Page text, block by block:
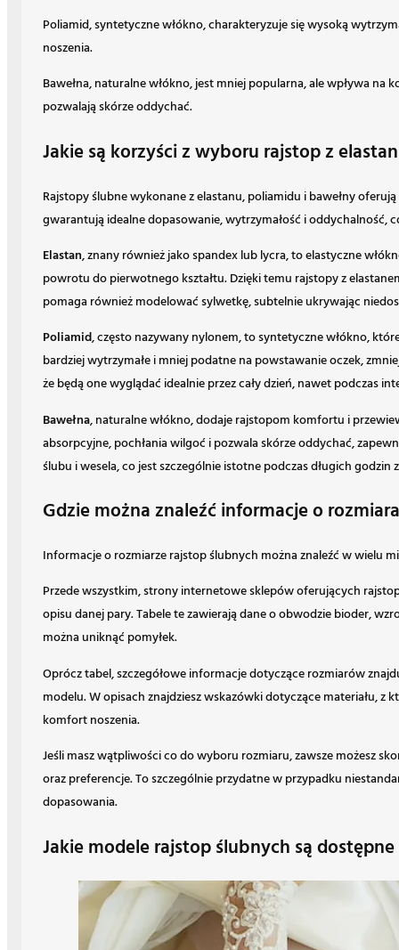
Poliamid, syntetyczne włókno, charakteryzuje się wysoką
noszenia.
Bawełna, naturalne włókno, jest mniej popularna, ale wpływa na
pozwalają skórze oddychać.
Jakie są korzyści z wyboru rajstop z
Rajstopy ślubne wykonane z elastanu, poliamidu i bawełny
gwarantują idealne dopasowanie, wytrzymałość i oddychalność,
Elastan, znany również jako spandex lub lycra, to elastyczne
powrotu do pierwotnego kształtu. Dzięki temu rajstopy z
pomaga również modelować sylwetkę, subtelnie ukrywając
Poliamid, często nazywany nylonem, to syntetyczne włókno,
bardziej wytrzymałe i mniej podatne na powstawanie oczek,
że będą one wyglądać idealnie przez cały dzień, nawet podczas
Bawełna, naturalne włókno, dodaje rajstopom komfortu i
absorpcyjne, pochłania wilgoć i pozwala skórze oddychać,
ślubu i wesela, co jest szczególnie istotne podczas długich godzin
Gdzie można znaleźć informacje o
Informacje o rozmiarze rajstop ślubnych można znaleźć w
Przede wszystkim, strony internetowe sklepów oferujących
opisu danej pary. Tabele te zawierają dane o obwodzie bioder,
można uniknąć pomyłek.
Oprócz tabel, szczegółowe informacje dotyczące rozmiarów
modelu. W opisach znajdziesz wskazówki dotyczące materiału,
komfort noszenia.
Jeśli masz wątpliwości co do wyboru rozmiaru, zawsze możesz
oraz preferencje. To szczególnie przydatne w przypadku
dopasowania.
Jakie modele rajstop ślubnych są